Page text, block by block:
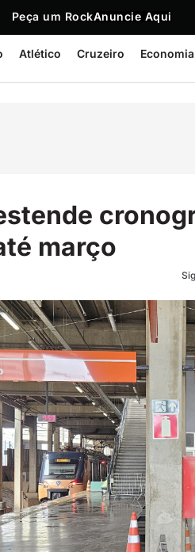
Peça um RockAnuncie Aqui
Atlético Cruzeiro Economia
março